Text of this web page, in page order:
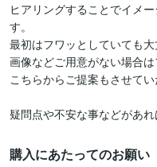
ヒアリングすることでイメ
す。
最初はフワッとしていても大
画像などご用意がない場合は
こちらからご提案もさせてい
購入にあたってのお願い